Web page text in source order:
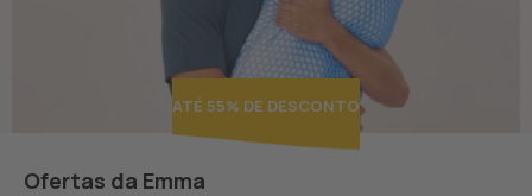
ATÉ 55% DE DESCONTO
Ofertas da Emma